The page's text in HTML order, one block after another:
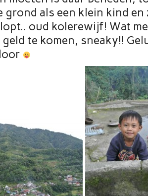
grond als een klein kind
oud kolerewijf! Wat
geld te komen, sneaky!!